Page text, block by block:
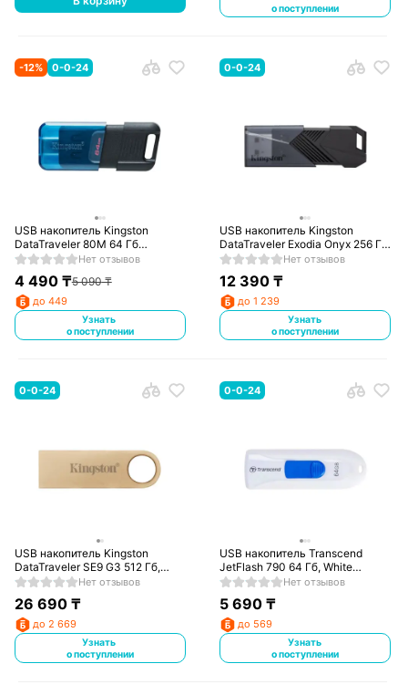
о поступлении
-12% 0-0-24
USB накопитель Kingston
DataTraveler 80M 64 Гб
(DT80M/64GB)Нет отзывов
4 490₸5 090₸
до 449
Узнать
о поступлении
0-0-24
USB накопитель Kingston
DataTraveler Exodia Onyx 256 Гб
(DTXON/256GB)Нет отзывов
12 390 ₸
до 1 239
Узнать
о поступлении
0-0-24
USB накопитель Kingston
DataTraveler SE9 G3 512 Гб,
(DTSE9G3/512GB)Нет отзывов
26 690₸
до 2 669
Узнать
о поступлении
0-0-24
USB накопитель Transcend
JetFlash 790 64 Гб, White
(TS64GJF790W)Нет отзывов
5 690 ₸
до 569
Узнать
о поступлении